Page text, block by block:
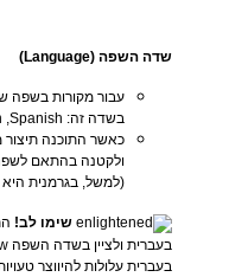
שדה השפה (Language)
עבור מקורות בשפה
בשדה זה: French ,Spanish וכד'.
כאשר התוכנה
ולקטנה בהתאם לשפה
(למשל, בגרמנית
שימו לב!
בעברית עלולות להיווצר